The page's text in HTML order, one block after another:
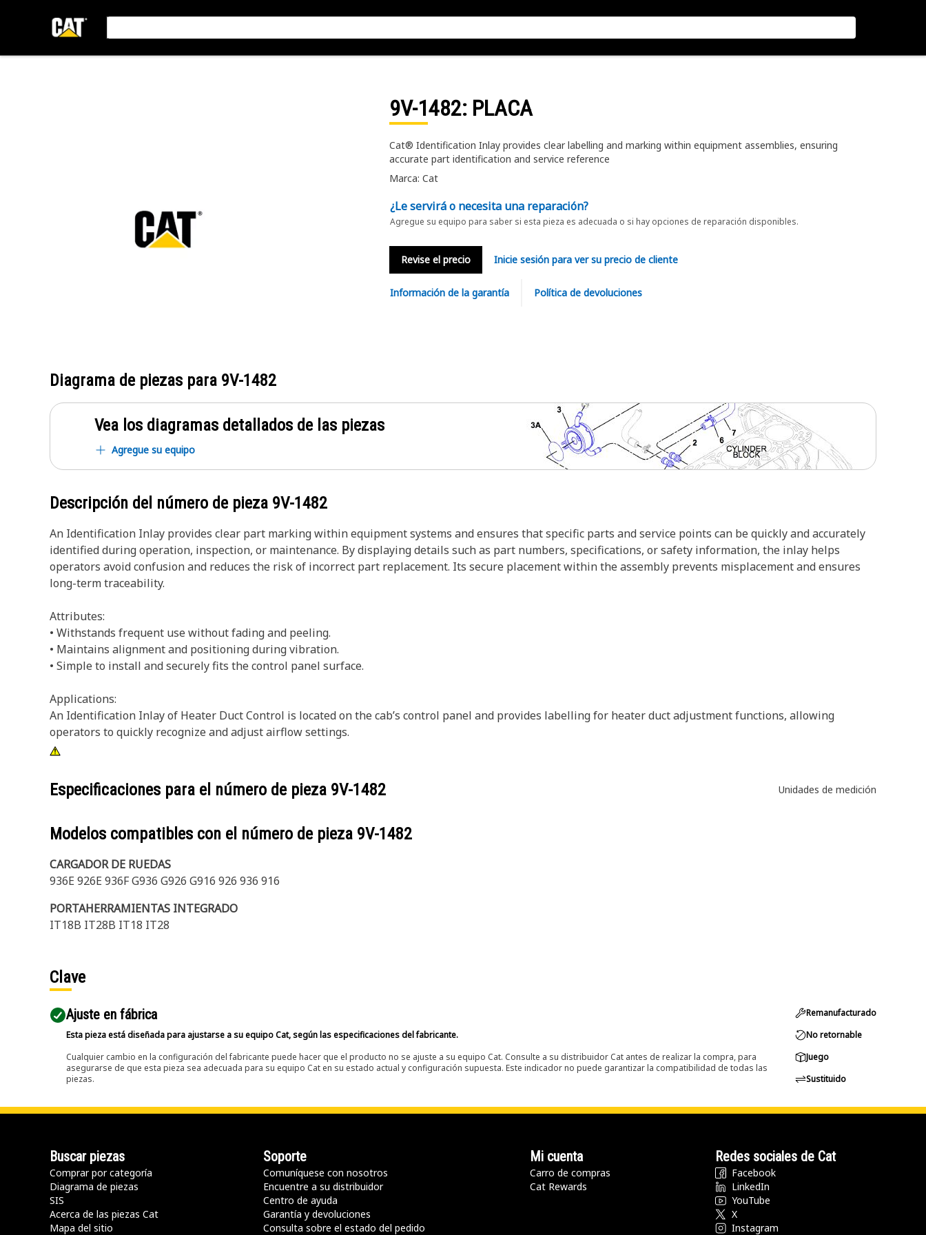
9V-1482: PLACA
Cat® Identification Inlay provides clear labelling and marking within equipment assemblies, ensuring
accurate part identification and service reference
Marca: Cat
¿Le servirá o necesita una reparación?
Agregue su equipo para saber si esta pieza es adecuada o si hay opciones de reparación disponibles.
Revise el precio Inicie sesión para ver su precio de cliente
Información de la garantía Política de devoluciones
Diagrama de piezas para 9V-1482
Vea los diagramas detallados de las piezas
Agregue su equipo
Descripción del número de pieza 9V-1482
An Identification Inlay provides clear part marking within equipment systems and ensures that specific parts and service points can be quickly and accurately
identified during operation, inspection, or maintenance. By displaying details such as part numbers, specifications, or safety information, the inlay helps
operators avoid confusion and reduces the risk of incorrect part replacement. Its secure placement within the assembly prevents misplacement and ensures
long-term traceability.
Attributes:
• Withstands frequent use without fading and peeling.
• Maintains alignment and positioning during vibration.
• Simple to install and securely fits the control panel surface.
Applications:
An Identification Inlay of Heater Duct Control is located on the cab’s control panel and provides labelling for heater duct adjustment functions, allowing
operators to quickly recognize and adjust airflow settings.
Especificaciones para el número de pieza 9V-1482 Unidades de medición
Modelos compatibles con el número de pieza 9V-1482
CARGADOR DE RUEDAS
936E 926E 936F G936 G926 G916 926 936 916
PORTAHERRAMIENTAS INTEGRADO
IT18B IT28B IT18 IT28
Clave
Ajuste en fábrica
Esta pieza está diseñada para ajustarse a su equipo Cat, según las especificaciones del fabricante.
Cualquier cambio en la configuración del fabricante puede hacer que el producto no se ajuste a su equipo Cat. Consulte a su distribuidor Cat antes de realizar la compra, para
asegurarse de que esta pieza sea adecuada para su equipo Cat en su estado actual y configuración supuesta. Este indicador no puede garantizar la compatibilidad de todas las
piezas.
Remanufacturado
No retornable
Juego
Sustituido
Buscar piezas
Comprar por categoría
Diagrama de piezas
SIS
Acerca de las piezas Cat
Mapa del sitio
Soporte
Comuníquese con nosotros
Encuentre a su distribuidor
Centro de ayuda
Garantía y devoluciones
Consulta sobre el estado del pedido
Mi cuenta
Carro de compras
Cat Rewards
Redes sociales de Cat
Facebook
LinkedIn
YouTube
X
Instagram